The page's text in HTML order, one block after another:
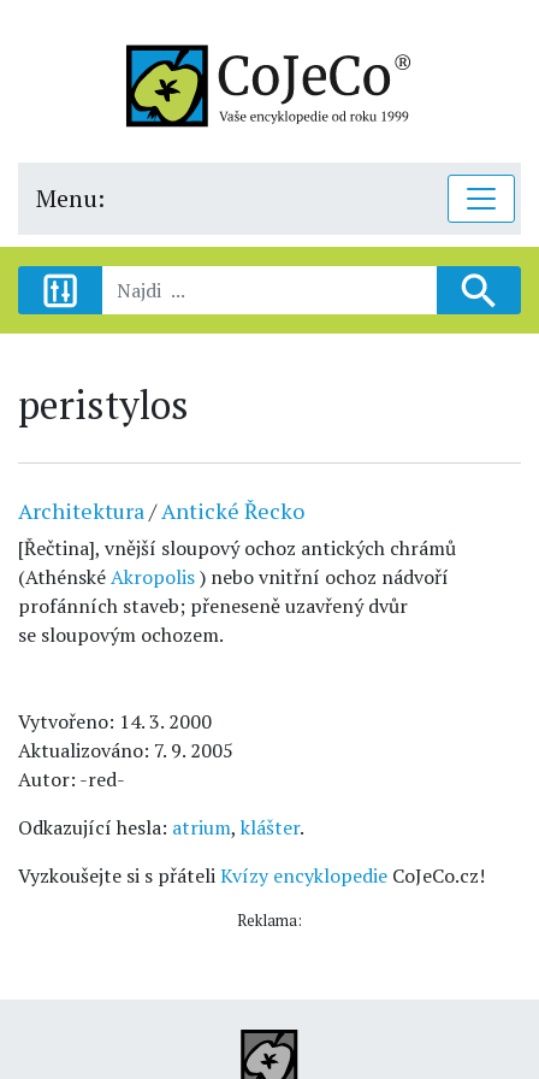
Menu:
peristylos
Architektura/Antické Řecko
[Řečtina], vnější sloupový ochoz antických chrámů
(AthénskéAkropolis) nebo vnitřní ochoz nádvoří
profánních staveb; přeneseně uzavřený dvůr
se sloupovým ochozem.
Vytvořeno: 14. 3. 2000
Aktualizováno: 7. 9. 2005
Autor: -red-
Odkazující hesla: atrium,klášter.
Vyzkoušejte si s přáteliKvízy encyklopedie CoJeCo.cz!
Reklama: